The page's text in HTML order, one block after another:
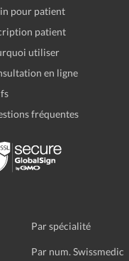
pour patient
patient
utiliser
en ligne
fréquentes
Par spécialité
Par num. Swissmedic